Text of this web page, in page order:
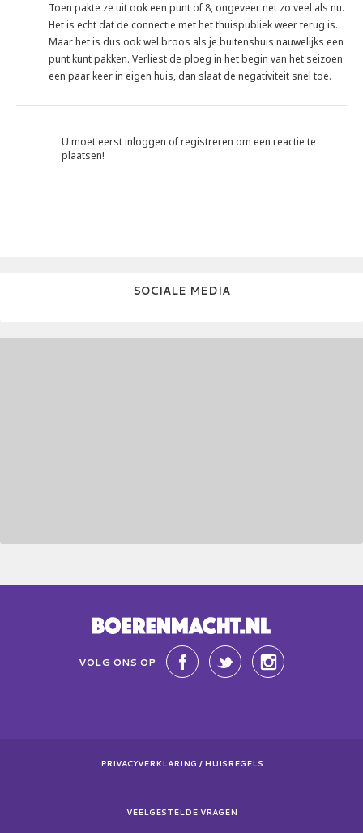
Toen pakte ze uit ook een punt of 8, ongeveer net zo veel als nu.
Het is echt dat de connectie met het thuispubliek weer terug is.
Maar het is dus ook wel broos als je buitenshuis nauwelijks een
punt kunt pakken. Verliest de ploeg in het begin van het seizoen
een paar keer in eigen huis, dan slaat de negativiteit snel toe.
U moet eerst inloggen of registreren om een reactie te
plaatsen!
SOCIALE MEDIA
VOLG ONS OP
PRIVACYVERKLARING / HUISREGELS
VEELGESTELDE VRAGEN